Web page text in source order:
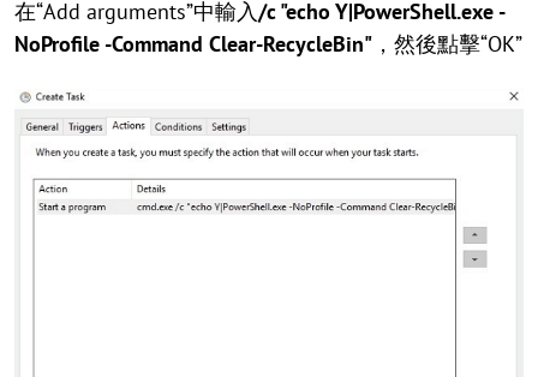
在“Add arguments”中輸入/c "echo Y|PowerShell.exe -
NoProfile -Command Clear-RecycleBin" ，然後點擊“OK”